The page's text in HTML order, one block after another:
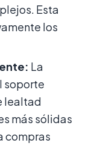
Esta
los
La
soporte
lealtad
más sólidas
compras